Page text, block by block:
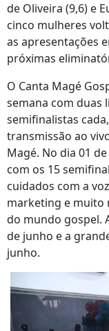
de Oliveira (9,6) e
cinco mulheres
as apresentações
próximas
O Canta Magé
semana com duas
semifinalistas
transmissão ao
Magé. No dia 01
com os 15
cuidados com a
marketing e muito
do mundo gospel.
de junho e a
junho.